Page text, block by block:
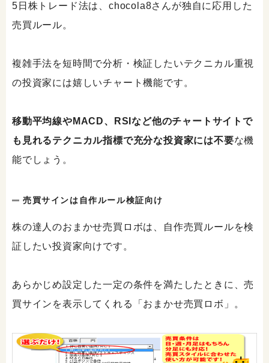
5日株トレード法は、chocola8さんが独自に応用した
売買ルール。
複雑手法を短時間で分析・検証したいテクニカル重視
の投資家には嬉しいチャート機能です。
移動平均線やMACD、RSIなど他のチャートサイトで
も見れるテクニカル指標で充分な投資家には不要な機
能でしょう。
売買サインは自作ルール検証向け
株の達人のおまかせ売買ロボは、自作売買ルールを検
証したい投資家向けです。
あらかじめ設定した一定の条件を満たしたときに、売
買サインを表示してくれる「おまかせ売買ロボ」。